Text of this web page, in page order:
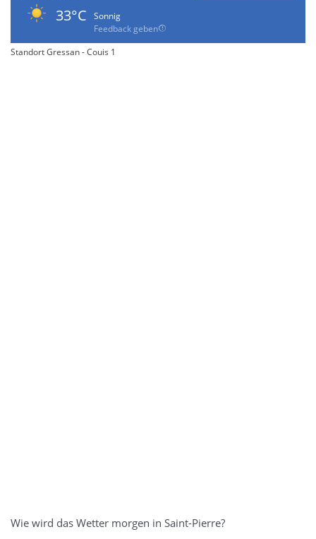
33°C
Sonnig
Feedback geben
Standort Gressan - Couis 1
Wie wird das Wetter morgen in Saint-Pierre?